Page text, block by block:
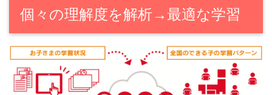
個々の理解度を解析→最適な学習